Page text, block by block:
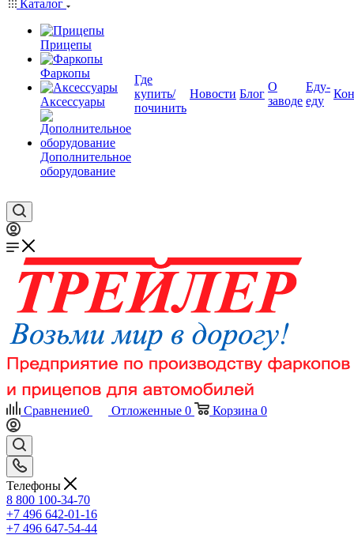
Каталог
Прицепы
Фаркопы
Аксессуары
Дополнительное
оборудование
Где
купить/
починить
Новости Блог
О
заводе
Еду-
еду
Сравнение0 Отложенные 0 Корзина 0
Телефоны
8 800 100-34-70
+7 496 642-01-16
+7 496 647-54-44